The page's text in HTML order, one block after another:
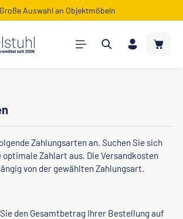
Auswahl an Objektmöbeln
Zahlungsarten an. Suchen Sie sich
optimale Zahlart aus. Die Versandkosten
von der gewählten Zahlungsart.
den Gesamtbetrag Ihrer Bestellung auf